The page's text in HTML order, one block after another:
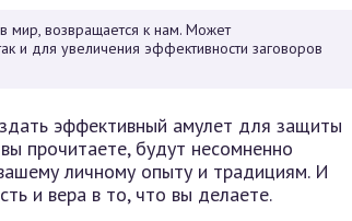
мир, возвращается к нам. Может
и для увеличения эффективности заговоров
эффективный амулет для защиты
прочитаете, будут несомненно
личному опыту и традициям. И
и вера в то, что вы делаете.